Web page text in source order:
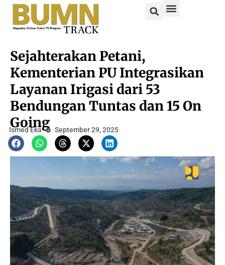
Sejahterakan Petani,
Kementerian PU Integrasikan
Layanan Irigasi dari 53
Bendungan Tuntas dan 15 On
Going
Ismed Eka September 29, 2025